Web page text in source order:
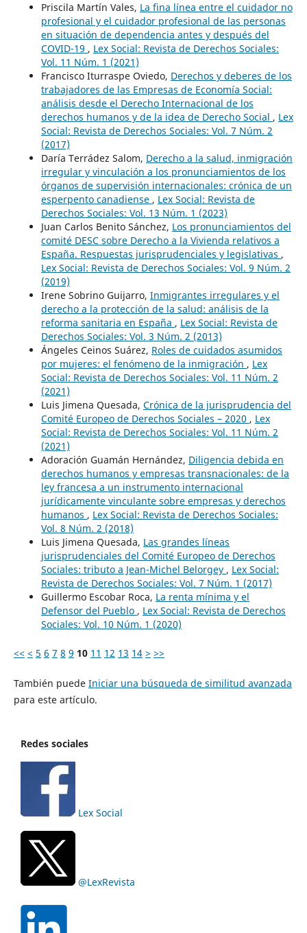
Priscila Martín Vales, La fina línea entre el cuidador no
profesional y el cuidador profesional de las personas
en situación de dependencia antes y después del
COVID-19 , Lex Social: Revista de Derechos Sociales:
Vol. 11 Núm. 1 (2021)
Francisco Iturraspe Oviedo, Derechos y deberes de los
trabajadores de las Empresas de Economía Social:
análisis desde el Derecho Internacional de los
derechos humanos y de la idea de Derecho Social , Lex
Social: Revista de Derechos Sociales: Vol. 7 Núm. 2
(2017)
Daría Terrádez Salom, Derecho a la salud, inmigración
irregular y vinculación a los pronunciamientos de los
órganos de supervisión internacionales: crónica de un
esperpento canadiense , Lex Social: Revista de
Derechos Sociales: Vol. 13 Núm. 1 (2023)
Juan Carlos Benito Sánchez, Los pronunciamientos del
comité DESC sobre Derecho a la Vivienda relativos a
España. Respuestas jurisprudenciales y legislativas ,
Lex Social: Revista de Derechos Sociales: Vol. 9 Núm. 2
(2019)
Irene Sobrino Guijarro, Inmigrantes irregulares y el
derecho a la protección de la salud: análisis de la
reforma sanitaria en España , Lex Social: Revista de
Derechos Sociales: Vol. 3 Núm. 2 (2013)
Ángeles Ceinos Suárez, Roles de cuidados asumidos
por mujeres: el fenómeno de la inmigración , Lex
Social: Revista de Derechos Sociales: Vol. 11 Núm. 2
(2021)
Luis Jimena Quesada, Crónica de la jurisprudencia del
Comité Europeo de Derechos Sociales – 2020 , Lex
Social: Revista de Derechos Sociales: Vol. 11 Núm. 2
(2021)
Adoración Guamán Hernández, Diligencia debida en
derechos humanos y empresas transnacionales: de la
ley francesa a un instrumento internacional
jurídicamente vinculante sobre empresas y derechos
humanos , Lex Social: Revista de Derechos Sociales:
Vol. 8 Núm. 2 (2018)
Luis Jimena Quesada, Las grandes líneas
jurisprudenciales del Comité Europeo de Derechos
Sociales: tributo a Jean-Michel Belorgey , Lex Social:
Revista de Derechos Sociales: Vol. 7 Núm. 1 (2017)
Guillermo Escobar Roca, La renta mínima y el
Defensor del Pueblo , Lex Social: Revista de Derechos
Sociales: Vol. 10 Núm. 1 (2020)
<< < 5 6 7 8 9 10 11 12 13 14 > >>
También puede Iniciar una búsqueda de similitud avanzada
para este artículo.
Redes sociales
Lex Social
@LexRevista